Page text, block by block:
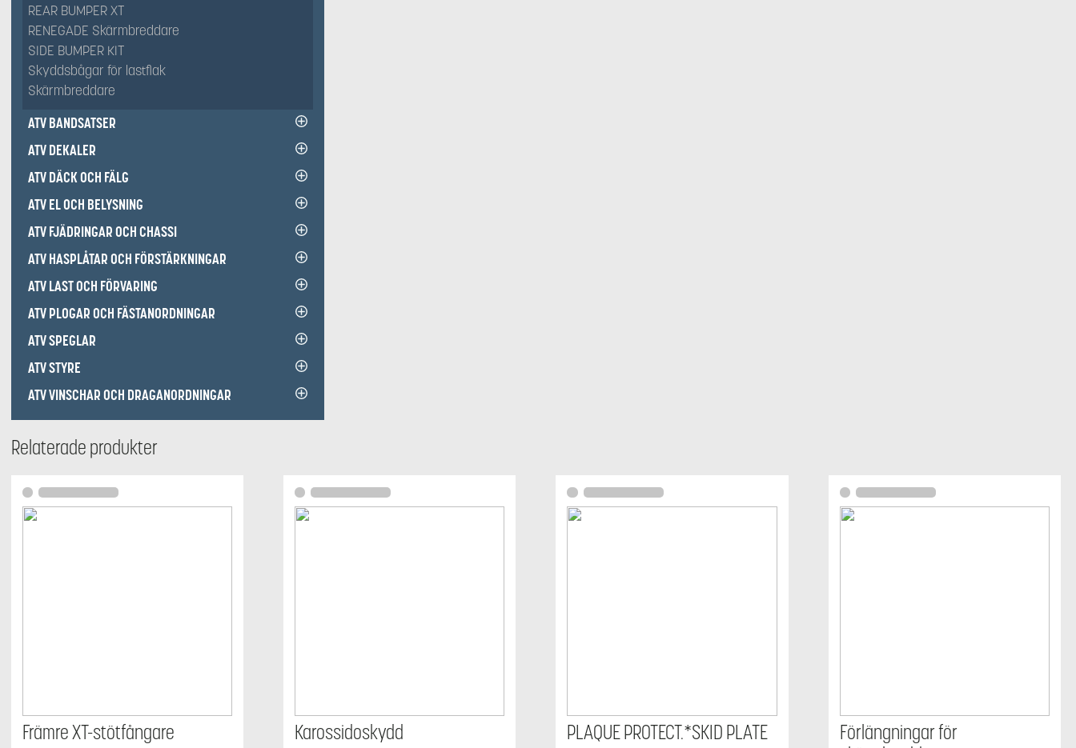
REAR BUMPER XT
RENEGADE Skärmbreddare
SIDE BUMPER KIT
Skyddsbågar för lastflak
Skärmbreddare
ATV BANDSATSER
ATV DEKALER
ATV DÄCK OCH FÄLG
ATV EL OCH BELYSNING
ATV FJÄDRINGAR OCH CHASSI
ATV HASPLÅTAR OCH FÖRSTÄRKNINGAR
ATV LAST OCH FÖRVARING
ATV PLOGAR OCH FÄSTANORDNINGAR
ATV SPEGLAR
ATV STYRE
ATV VINSCHAR OCH DRAGANORDNINGAR
Relaterade produkter
Främre XT-stötfångare
Karossidoskydd
PLAQUE PROTECT.*SKID PLATE
Förlängningar för